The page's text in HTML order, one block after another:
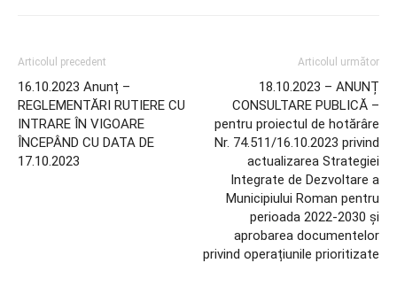
Articolul precedent
16.10.2023 Anunț –
REGLEMENTĂRI RUTIERE CU
INTRARE ÎN VIGOARE
ÎNCEPÂND CU DATA DE
17.10.2023
Articolul următor
18.10.2023 – ANUNȚ
CONSULTARE PUBLICĂ –
pentru proiectul de hotărâre
Nr. 74.511/16.10.2023 privind
actualizarea Strategiei
Integrate de Dezvoltare a
Municipiului Roman pentru
perioada 2022-2030 și
aprobarea documentelor
privind operațiunile prioritizate